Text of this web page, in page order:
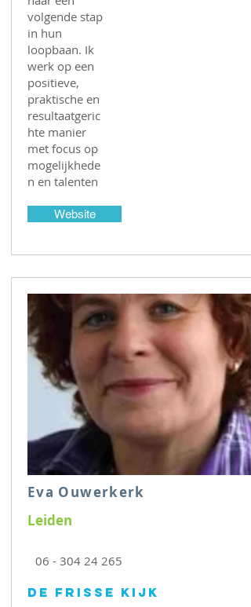
volgende stap
in hun
loopbaan. Ik
werk op een
positieve,
praktische en
resultaatgeric
hte manier
met focus op
mogelijkhede
n en talenten
Website
Eva Ouwerkerk
Leiden
06 - 304 24 265
De Frisse Kijk